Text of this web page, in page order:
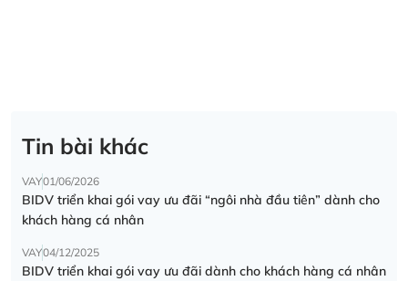
Tin bài khác
VAY01/06/2026
BIDV triển khai gói vay ưu đãi “ngôi nhà đầu tiên” dành cho
khách hàng cá nhân
VAY04/12/2025
BIDV triển khai gói vay ưu đãi dành cho khách hàng cá nhân